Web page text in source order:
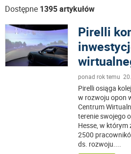
Dostępne 1395 artykułów
Pirelli
ponad rok temu
Pirelli osiąga
w rozwoju opon
Centrum
terenie swojego
Hesse, w którym
2500
ds. rozwoju....